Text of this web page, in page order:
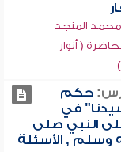
محمد المنجد
( أنوار
حكم
في
النبي صلى
وسلم , الأسئلة